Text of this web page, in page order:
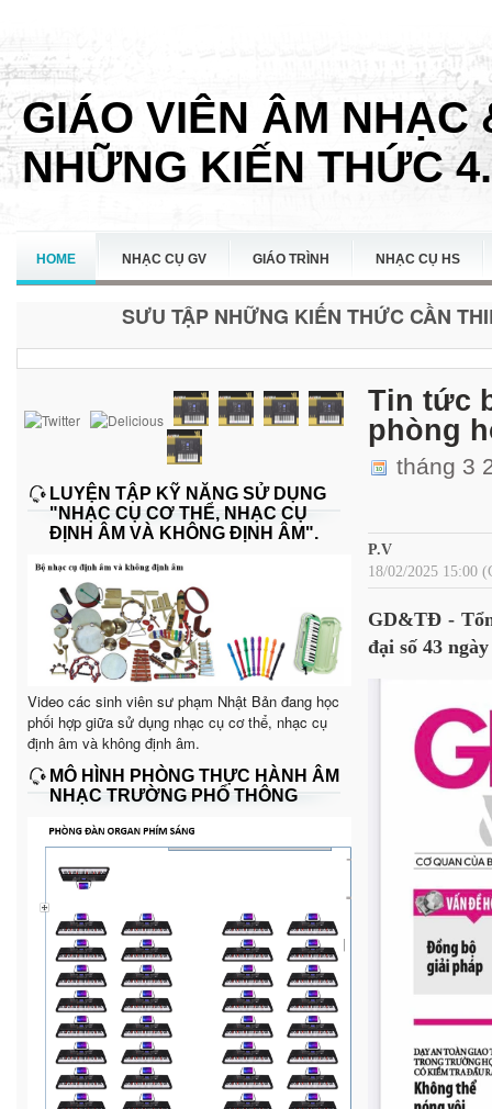
GIÁO VIÊN ÂM NHẠC
NHỮNG KIẾN THỨC
HOME NHẠC CỤ GV GIÁO TRÌNH NHẠC CỤ HS
SƯU TẬP NHỮNG KIẾN THỨC CẦN
LUYỆN TẬP KỸ NĂNG SỬ DỤNG
"NHẠC CỤ CƠ THỂ, NHẠC CỤ
ĐỊNH ÂM VÀ KHÔNG ĐỊNH ÂM".
Video các sinh viên sư phạm Nhật Bản đang học
phối hợp giữa sử dụng nhạc cụ cơ thể, nhạc cụ
định âm và không định âm.
MÔ HÌNH PHÒNG THỰC HÀNH ÂM
NHẠC TRƯỜNG PHỔ THÔNG
Tin tức
phòng
tháng 3
P.V
18/02/2025 15:00
GD&TĐ -
đại số 43